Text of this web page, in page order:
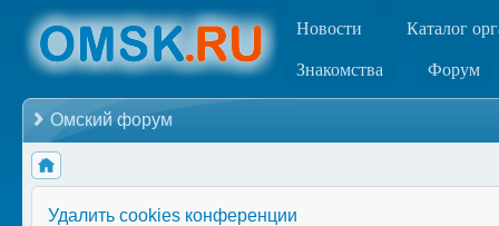
Новости Каталог
Знакомства Форум
Омский форум
Удалить cookies конференции